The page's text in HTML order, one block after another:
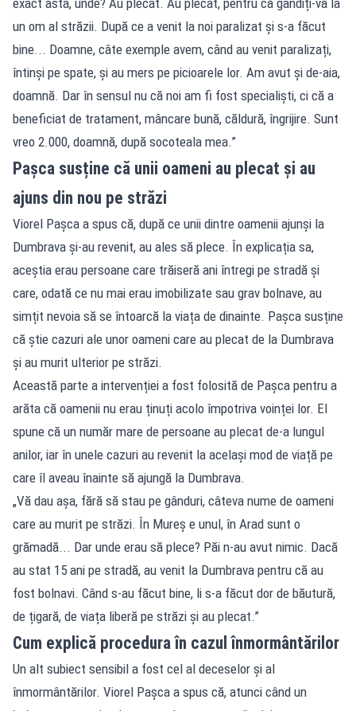
un om al străzii. După ce a venit la noi paralizat și s-a făcut
bine... Doamne, câte exemple avem, când au venit paralizați,
întinși pe spate, și au mers pe picioarele lor. Am avut și de-aia,
doamnă. Dar în sensul nu că noi am fi fost specialiști, ci că a
beneficiat de tratament, mâncare bună, căldură, îngrijire. Sunt
vreo 2.000, doamnă, după socoteala mea.”
Pașca susține că unii oameni au plecat și au
ajuns din nou pe străzi
Viorel Pașca a spus că, după ce unii dintre oamenii ajunși la
Dumbrava și-au revenit, au ales să plece. În explicația sa,
aceștia erau persoane care trăiseră ani întregi pe stradă și
care, odată ce nu mai erau imobilizate sau grav bolnave, au
simțit nevoia să se întoarcă la viața de dinainte. Pașca susține
că știe cazuri ale unor oameni care au plecat de la Dumbrava
și au murit ulterior pe străzi.
Această parte a intervenției a fost folosită de Pașca pentru a
arăta că oamenii nu erau ținuți acolo împotriva voinței lor. El
spune că un număr mare de persoane au plecat de-a lungul
anilor, iar în unele cazuri au revenit la același mod de viață pe
care îl aveau înainte să ajungă la Dumbrava.
„Vă dau așa, fără să stau pe gânduri, câteva nume de oameni
care au murit pe străzi. În Mureș e unul, în Arad sunt o
grămadă... Dar unde erau să plece? Păi n-au avut nimic. Dacă
au stat 15 ani pe stradă, au venit la Dumbrava pentru că au
fost bolnavi. Când s-au făcut bine, li s-a făcut dor de băutură,
de țigară, de viața liberă pe străzi și au plecat.”
Cum explică procedura în cazul înmormântărilor
Un alt subiect sensibil a fost cel al deceselor și al
înmormântărilor. Viorel Pașca a spus că, atunci când un